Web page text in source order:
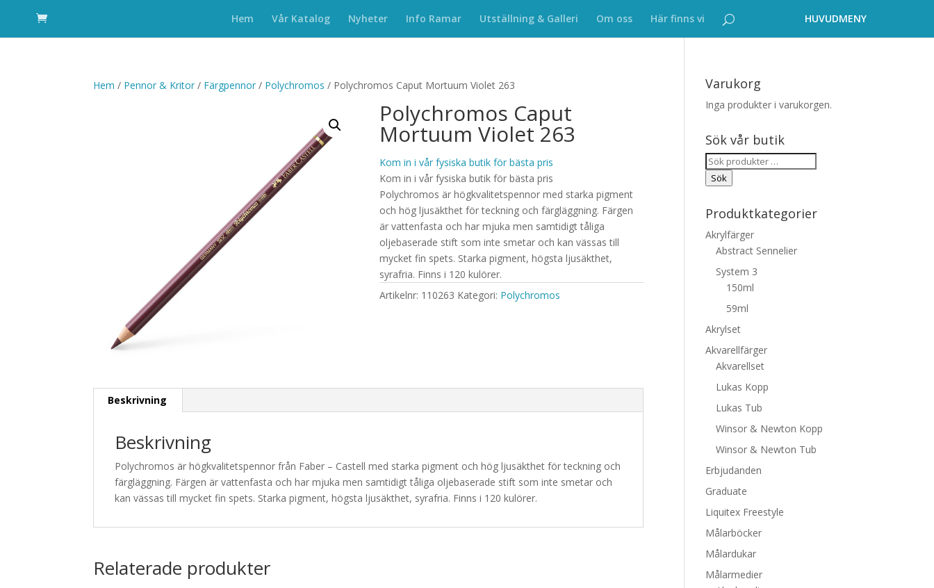
Hem Vår Katalog Nyheter Info Ramar Utställning & Galleri Om oss Här finns vi
Hem / Pennor & Kritor / Färgpennor / Polychromos / Polychromos Caput Mortuum Violet 263
Polychromos Caput
Mortuum Violet 263
Kom in i vår fysiska butik för bästa pris
Kom in i vår fysiska butik för bästa pris
Polychromos är högkvalitetspennor med starka pigment
och hög ljusäkthet för teckning och färgläggning. Färgen
är vattenfasta och har mjuka men samtidigt tåliga
oljebaserade stift som inte smetar och kan vässas till
mycket fin spets. Starka pigment, högsta ljusäkthet,
syrafria. Finns i 120 kulörer.
Artikelnr: 110263 Kategori: Polychromos
Beskrivning
Beskrivning
Polychromos är högkvalitetspennor från Faber – Castell med starka pigment och hög ljusäkthet för teckning och
färgläggning. Färgen är vattenfasta och har mjuka men samtidigt tåliga oljebaserade stift som inte smetar och
kan vässas till mycket fin spets. Starka pigment, högsta ljusäkthet, syrafria. Finns i 120 kulörer.
Relaterade produkter
Varukorg
Inga produkter i varukorgen.
Sök vår butik
Sök
efter:
Sök
Produktkategorier
Akrylfärger
Abstract Sennelier
System 3
150ml
59ml
Akrylset
Akvarellfärger
Akvarellset
Lukas Kopp
Lukas Tub
Winsor & Newton Kopp
Winsor & Newton Tub
Erbjudanden
Graduate
Liquitex Freestyle
Målarböcker
Målardukar
Målarmedier